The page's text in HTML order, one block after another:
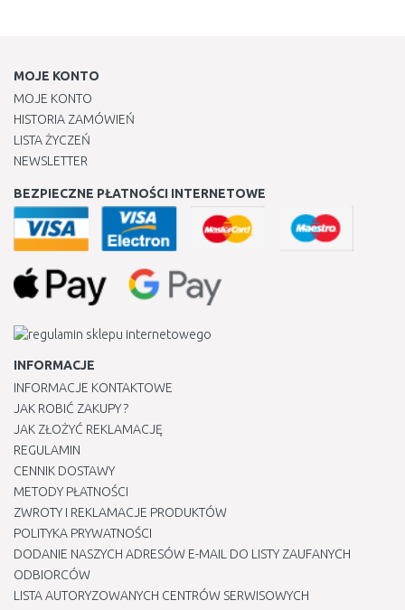
MOJE KONTO
MOJE KONTO
HISTORIA ZAMÓWIEŃ
LISTA ŻYCZEŃ
NEWSLETTER
BEZPIECZNE PŁATNOŚCI INTERNETOWE
INFORMACJE
INFORMACJE KONTAKTOWE
JAK ROBIĆ ZAKUPY ?
JAK ZŁOŻYĆ REKLAMACJĘ
REGULAMIN
CENNIK DOSTAWY
METODY PŁATNOŚCI
ZWROTY I REKLAMACJE PRODUKTÓW
POLITYKA PRYWATNOŚCI
DODANIE NASZYCH ADRESÓW E-MAIL DO LISTY ZAUFANYCH
ODBIORCÓW
LISTA AUTORYZOWANYCH CENTRÓW SERWISOWYCH